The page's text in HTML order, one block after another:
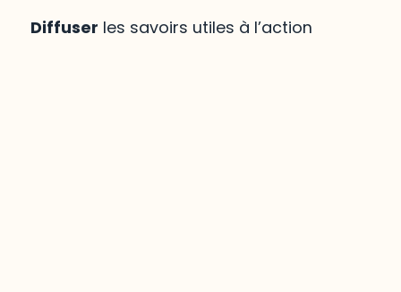
Diffuser les savoirs utiles à l’action